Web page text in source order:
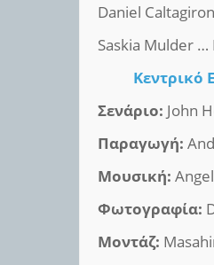
Daniel
Saskia Mulder …
Κεντρικό
Σενάριο: John
Παραγωγή:
Μουσική:
Φωτογραφία:
Μοντάζ: